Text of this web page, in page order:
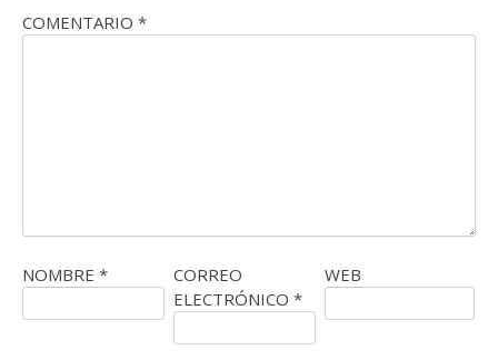
COMENTARIO *
NOMBRE *
CORREO
ELECTRÓNICO *
WEB